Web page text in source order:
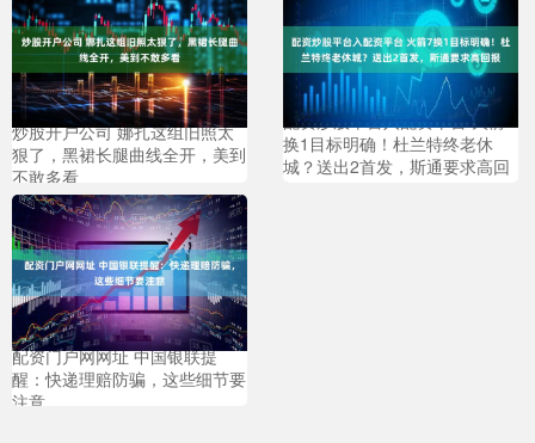
炒股开户公司 娜扎这组旧照太
狠了，黑裙长腿曲线全开，美到
不敢多看
配资炒股平台入配资平台 火箭7
换1目标明确！杜兰特终老休
城？送出2首发，斯通要求高回
配资门户网网址 中国银联提
醒：快递理赔防骗，这些细节要
注意